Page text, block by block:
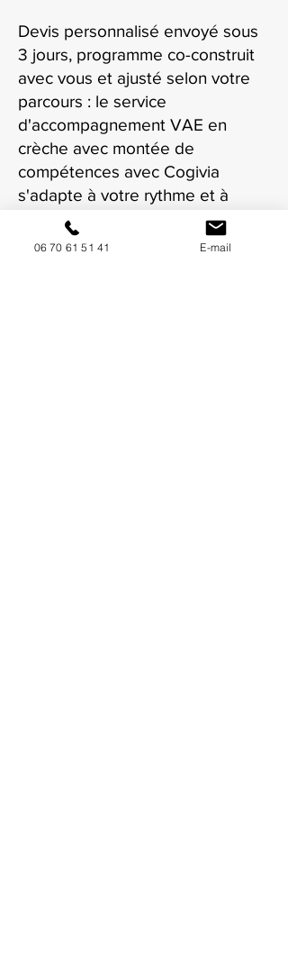
Devis personnalisé envoyé sous
3 jours, programme co-construit
avec vous et ajusté selon votre
parcours : le service
d'accompagnement VAE en
crèche avec montée de
compétences avec Cogivia
s'adapte à votre rythme et à
votre situation à Toulon.
06 70 61 51 41 E-mail